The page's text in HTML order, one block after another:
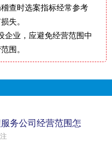
查时选案指标经常参考
失。
企业，应避免经营范围中
围。
务公司经营范围怎